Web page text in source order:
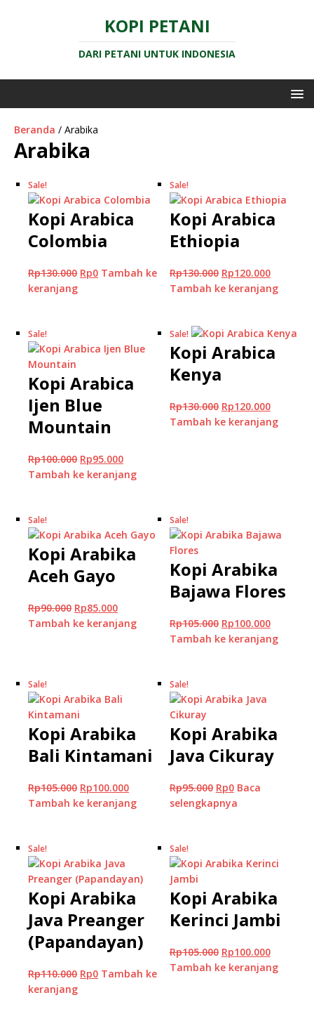
KOPI PETANI
DARI PETANI UNTUK INDONESIA
Beranda / Arabika
Arabika
Sale!
Kopi Arabica
Colombia
Rp130.000 Rp0 Tambah ke
keranjang
Sale!
Kopi Arabica
Ethiopia
Rp130.000 Rp120.000
Tambah ke keranjang
Sale!
Kopi Arabica
Ijen Blue
Mountain
Rp100.000 Rp95.000
Tambah ke keranjang
Sale!
Kopi Arabica
Kenya
Rp130.000 Rp120.000
Tambah ke keranjang
Sale!
Kopi Arabika
Aceh Gayo
Rp90.000 Rp85.000
Tambah ke keranjang
Sale!
Kopi Arabika
Bajawa Flores
Rp105.000 Rp100.000
Tambah ke keranjang
Sale!
Kopi Arabika
Bali Kintamani
Rp105.000 Rp100.000
Tambah ke keranjang
Sale!
Kopi Arabika
Java Cikuray
Rp95.000 Rp0 Baca
selengkapnya
Sale!
Kopi Arabika
Java Preanger
(Papandayan)
Rp110.000 Rp0 Tambah ke
keranjang
Sale!
Kopi Arabika
Kerinci Jambi
Rp105.000 Rp100.000
Tambah ke keranjang